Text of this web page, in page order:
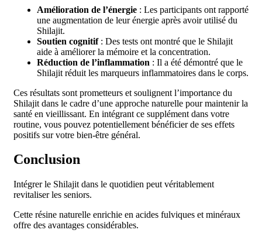
Amélioration de l’énergie : Les participants ont rapporté
une augmentation de leur énergie après avoir utilisé du
Shilajit.
Soutien cognitif: Des tests ont montré que le Shilajit
aide à améliorer la mémoire et la concentration.
Réduction de l’inflammation : Il a été démontré que le
Shilajit réduit les marqueurs inflammatoires dans le corps.
Ces résultats sont prometteurs et soulignent l’importance du
Shilajit dans le cadre d’une approche naturelle pour maintenir la
santé en vieillissant. En intégrant ce supplément dans votre
routine, vous pouvez potentiellement bénéficier de ses effets
positifs sur votre bien-être général.
Conclusion
Intégrer le Shilajit dans le quotidien peut véritablement
revitaliser les seniors.
Cette résine naturelle enrichie en acides fulviques et minéraux
offre des avantages considérables.